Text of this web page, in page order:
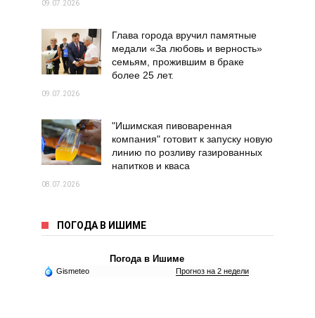
09.07.2026
Глава города вручил памятные
медали «За любовь и верность»
семьям, прожившим в браке
более 25 лет.
09.07.2026
"Ишимская пивоваренная
компания" готовит к запуску новую
линию по розливу газированных
напитков и кваса
08.07.2026
ПОГОДА В ИШИМЕ
Погода в Ишиме
Gismeteo Прогноз на 2 недели